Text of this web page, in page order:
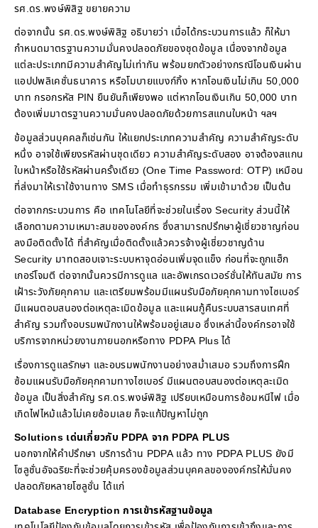
รศ.ดร.พงษ์พิสิฐ ขยายความ
ต่อจากนั้น รศ.ดร.พงษ์พิสิฐ อธิบายว่า เมื่อได้กระบวนการแล้ว ก็ให้มา
กำหนดมาตรฐานความมั่นคงปลอดภัยของชุดข้อมูล เนื่องจากข้อมูล
แต่ละประเภทมีความสำคัญไม่เท่ากัน พร้อมยกตัวอย่างกรณีโอนเงินผ่าน
แอปปพลิเคชั่นธนาคาร หรือโมบายแบงก์กิ้ง หากโอนเงินไม่เกิน 50,000
บาท กรอกรหัส PIN ยืนยันก็เพียงพอ แต่หากโอนเงินเกิน 50,000 บาท
ต้องเพิ่มมาตรฐานความมั่นคงปลอดภัยด้วยการสแกนใบหน้า ฯลฯ
ข้อมูลส่วนบุคคลก็เช่นกัน ให้แยกประเภทความสำคัญ ความสำคัญระดับ
หนึ่ง อาจใช้เพียงรหัสผ่านชุดเดียว ความสำคัญระดับสอง อาจต้องสแกน
ใบหน้าหรือใช้รหัสผ่านครั้งเดียว (One Time Password: OTP) เหมือน
ที่ส่งมาให้เราใช้งานทาง SMS เมื่อทำธุรกรรม เพิ่มเข้ามาด้วย เป็นต้น
ต่อจากกระบวนการ คือ เทคโนโลยีที่จะช่วยในเรื่อง Security ส่วนนี้ให้
เลือกตามความเหมาะสมขององค์กร ซึ่งสามารถปรึกษาผู้เชี่ยวชาญก่อน
ลงมือติดตั้งได้ ที่สำคัญเมื่อติดตั้งแล้วควรจ้างผู้เชี่ยวชาญด้าน
Security มาทดสอบเจาะระบบหาจุดอ่อนเพิ่มจุดแข็ง ก่อนที่จะถูกแฮ็ก
เกอร์โจมตี ต่อจากนั้นควรมีการดูแล และอัพเกรดเวอร์ชั่นให้ทันสมัย การ
เฝ้าระวังภัยคุกคาม และเตรียมพร้อมมีแผนรับมือภัยคุกคามทางไซเบอร์
มีแผนตอบสนองต่อเหตุละเมิดข้อมูล และแผนกู้คืนระบบสารสนเทศที่
สำคัญ รวมทั้งอบรมพนักงานให้พร้อมอยู่เสมอ ซึ่งเหล่านี้องค์กรอาจใช้
บริการจากหน่วยงานภายนอกหรือทาง PDPA Plus ได้
เรื่องการดูแลรักษา และอบรมพนักงานอย่างสม่ำเสมอ รวมถึงการฝึก
ซ้อมแผนรับมือภัยคุกคามทางไซเบอร์ มีแผนตอบสนองต่อเหตุละเมิด
ข้อมูล เป็นสิ่งสำคัญ รศ.ดร.พงษ์พิสิฐ เปรียบเหมือนการซ้อมหนีไฟ เมื่อ
เกิดไฟไหม้แล้วไม่เคยซ้อมเลย ก็จะแก้ปัญหาไม่ถูก
Solutions เด่นเกี่ยวกับ PDPA จาก PDPA PLUS
นอกจากให้คำปรึกษา บริการด้าน PDPA แล้ว ทาง PDPA PLUS ยังมี
โซลูชั่นอัจฉริยะที่จะช่วยคุ้มครองข้อมูลส่วนบุคคลขององค์กรให้มั่นคง
ปลอดภัยหลายโซลูชั่น ได้แก่
Database Encryption การเข้ารหัสฐานข้อมูล